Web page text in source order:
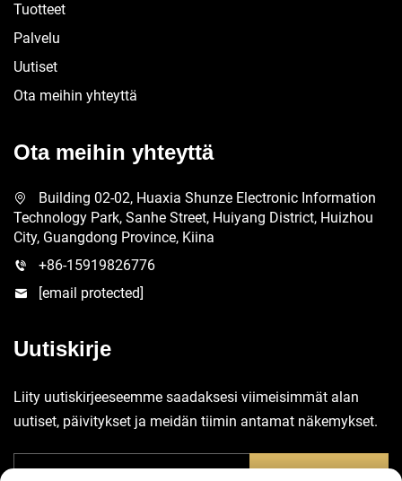
Tuotteet
Palvelu
Uutiset
Ota meihin yhteyttä
Ota meihin yhteyttä
Building 02-02, Huaxia Shunze Electronic Information
Technology Park, Sanhe Street, Huiyang District, Huizhou
City, Guangdong Province, Kiina
+86-15919826776
[email protected]
Uutiskirje
Liity uutiskirjeeseemme saadaksesi viimeisimmät alan
uutiset, päivitykset ja meidän tiimin antamat näkemykset.